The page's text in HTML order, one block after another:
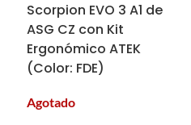
Scorpion EVO 3 A1 de
ASG CZ con Kit
Ergonómico ATEK
(Color: FDE)
Agotado